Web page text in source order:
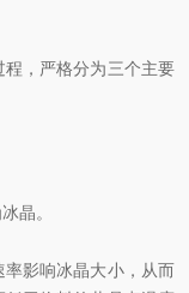
，严格分为三个主要
晶。
影响冰晶大小，从而